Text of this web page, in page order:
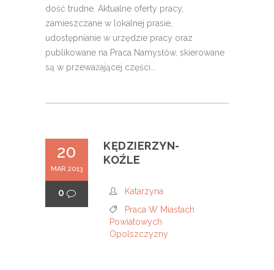
dość trudne. Aktualne oferty pracy,
zamieszczane w lokalnej prasie,
udostępnianie w urzędzie pracy oraz
publikowane na Praca Namysłów, skierowane
są w przeważającej części...
20
MAR 2013
0
KĘDZIERZYN-
KOŹLE
Katarzyna
Praca W Miastach
Powiatowych
Opolszczyzny